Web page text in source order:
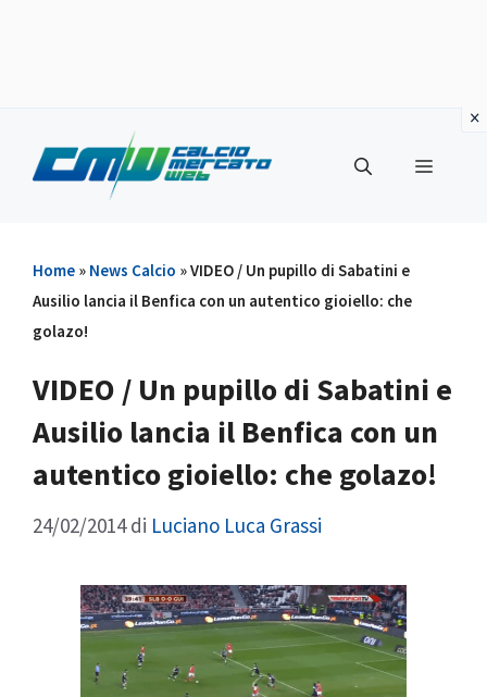
contenuto
Menu
Home » News Calcio »VIDEO / Un pupillo di Sabatini e
Ausilio lancia il Benfica con un autentico gioiello: che
golazo!
VIDEO / Un pupillo di Sabatini e
Ausilio lancia il Benfica con un
autentico gioiello: che golazo!
24/02/2014 di Luciano Luca Grassi